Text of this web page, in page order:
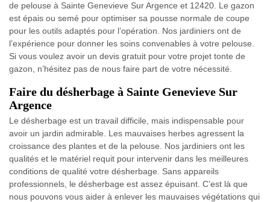
de pelouse à Sainte Genevieve Sur Argence et 12420. Le gazon
est épais ou semé pour optimiser sa pousse normale de coupe
pour les outils adaptés pour l’opération. Nos jardiniers ont de
l’expérience pour donner les soins convenables à votre pelouse.
Si vous voulez avoir un devis gratuit pour votre projet tonte de
gazon, n’hésitez pas de nous faire part de votre nécessité.
Faire du désherbage à Sainte Genevieve Sur
Argence
Le désherbage est un travail difficile, mais indispensable pour
avoir un jardin admirable. Les mauvaises herbes agressent la
croissance des plantes et de la pelouse. Nos jardiniers ont les
qualités et le matériel requit pour intervenir dans les meilleures
conditions de qualité votre désherbage. Sans appareils
professionnels, le désherbage est assez épuisant. C’est là que
nous pouvons vous aider à enlever les mauvaises végétations qui